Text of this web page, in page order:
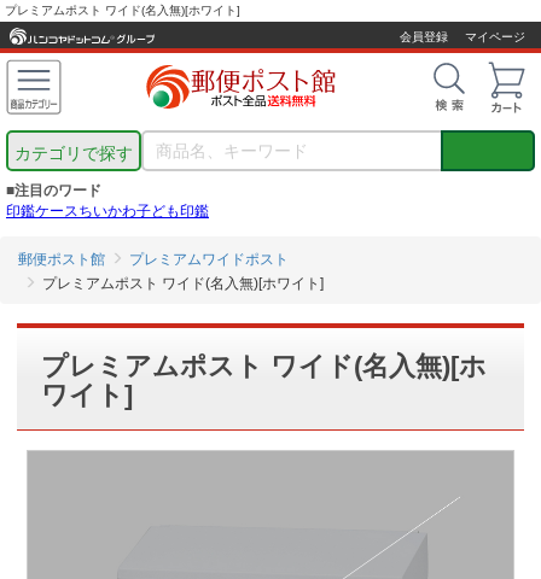
プレミアムポスト ワイド(名入無)[ホワイト]
会員登録
マイページ
カテゴリで探す
■注目のワード
印鑑ケースちいかわ子ども印鑑
郵便ポスト館
プレミアムワイドポスト
プレミアムポスト ワイド(名入無)[ホワイト]
プレミアムポスト ワイド(名入無)[ホ
ワイト]